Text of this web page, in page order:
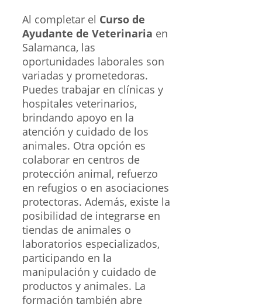
Al completar el Curso de
Ayudante de Veterinaria en
Salamanca, las
oportunidades laborales son
variadas y prometedoras.
Puedes trabajar en clínicas y
hospitales veterinarios,
brindando apoyo en la
atención y cuidado de los
animales. Otra opción es
colaborar en centros de
protección animal, refuerzo
en refugios o en asociaciones
protectoras. Además, existe la
posibilidad de integrarse en
tiendas de animales o
laboratorios especializados,
participando en la
manipulación y cuidado de
productos y animales. La
formación también abre